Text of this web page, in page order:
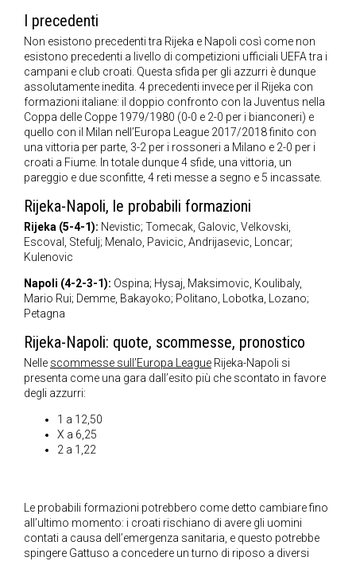
I precedenti
Non esistono precedenti tra Rijeka e Napoli così come non
esistono precedenti a livello di competizioni ufficiali UEFA tra i
campani e club croati. Questa sfida per gli azzurri è dunque
assolutamente inedita. 4 precedenti invece per il Rijeka con
formazioni italiane: il doppio confronto con la Juventus nella
Coppa delle Coppe 1979/1980 (0-0 e 2-0 per i bianconeri) e
quello con il Milan nell’Europa League 2017/2018 finito con
una vittoria per parte, 3-2 per i rossoneri a Milano e 2-0 per i
croati a Fiume. In totale dunque 4 sfide, una vittoria, un
pareggio e due sconfitte, 4 reti messe a segno e 5 incassate.
Rijeka-Napoli, le probabili formazioni
Rijeka (5-4-1): Nevistic; Tomecak, Galovic, Velkovski,
Escoval, Stefulj; Menalo, Pavicic, Andrijasevic, Loncar;
Kulenovic
Napoli (4-2-3-1): Ospina; Hysaj, Maksimovic, Koulibaly,
Mario Rui; Demme, Bakayoko; Politano, Lobotka, Lozano;
Petagna
Rijeka-Napoli: quote, scommesse, pronostico
Nelle scommesse sull’Europa League Rijeka-Napoli si
presenta come una gara dall’esito più che scontato in favore
degli azzurri:
1 a 12,50
X a 6,25
2 a 1,22
Le probabili formazioni potrebbero come detto cambiare fino
all’ultimo momento: i croati rischiano di avere gli uomini
contati a causa dell’emergenza sanitaria, e questo potrebbe
spingere Gattuso a concedere un turno di riposo a diversi